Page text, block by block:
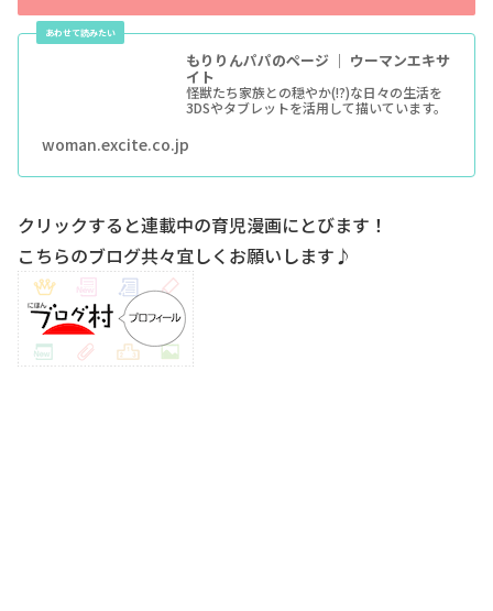
もりりんパパのページ ｜ ウーマンエキサ
イト
怪獣たち家族との穏やか(!?)な日々の生活を
3DSやタブレットを活用して描いています。
woman.excite.co.jp
クリックすると連載中の育児漫画にとびます！
こちらのブログ共々宜しくお願いします♪